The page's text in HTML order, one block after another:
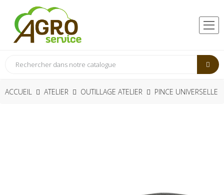
ACCUEIL ATELIER OUTILLAGE ATELIER PINCE UNIVERSELLE